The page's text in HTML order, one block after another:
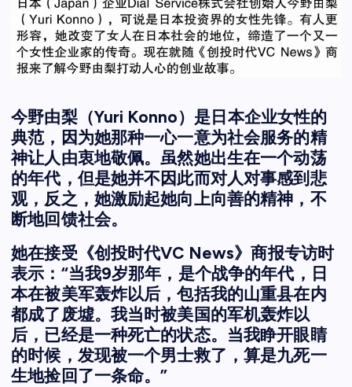
今野由梨（Yuri Konno）是日本企业女性的
典范，因为她那种一心一意为社会服务的精
神让人由衷地敬佩。虽然她出生在一个动荡
的年代，但是她并不因此而对人对事感到悲
观，反之，她激励起她向上向善的精神，不
断地回馈社会。
她在接受《创投时代VC News》商报专访时
表示：“当我9岁那年，是个战争的年代，日
本在被美军轰炸以后，包括我的山重县在内
都成了废墟。我当时被美国的军机轰炸以
后，已经是一种死亡的状态。当我睁开眼睛
的时候，发现被一个男士救了，算是九死一
生地捡回了一条命。”